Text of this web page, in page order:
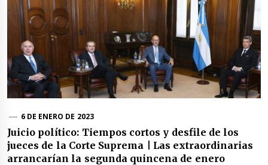
6 DE ENERO DE 2023
Juicio político: Tiempos cortos y desfile de los
jueces de la Corte Suprema | Las extraordinarias
arrancarían la segunda quincena de enero